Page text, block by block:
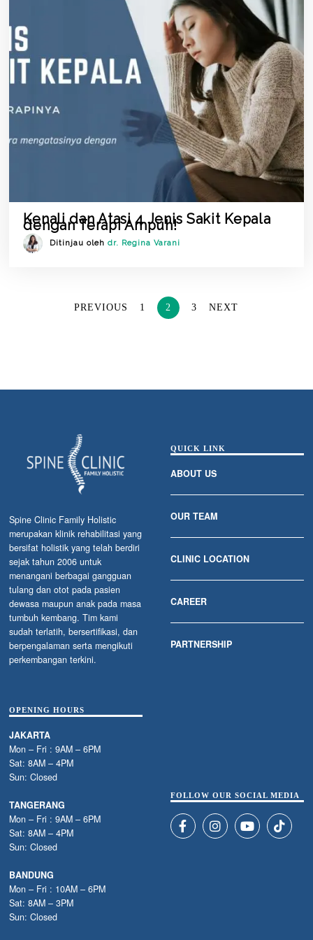
Kenali dan Atasi 4 Jenis Sakit Kepala
dengan Terapi Ampuh!
Ditinjau olehdr. Regina Varani
PREVIOUS 1 2 3 NEXT
Spine Clinic Family Holistic
merupakan klinik rehabilitasi yang
bersifat holistik yang telah berdiri
sejak tahun 2006 untuk
menangani berbagai gangguan
tulang dan otot pada pasien
dewasa maupun anak pada masa
tumbuh kembang. Tim kami
sudah terlatih, bersertifikasi, dan
berpengalaman serta mengikuti
perkembangan terkini.
QUICK LINK
ABOUT US
OUR TEAM
CLINIC LOCATION
CAREER
PARTNERSHIP
OPENING HOURS
JAKARTA
Mon – Fri : 9AM – 6PM
Sat: 8AM – 4PM
Sun: Closed
TANGERANG
Mon – Fri : 9AM – 6PM
Sat: 8AM – 4PM
Sun: Closed
BANDUNG
Mon – Fri : 10AM – 6PM
Sat: 8AM – 3PM
Sun: Closed
FOLLOW OUR SOCIAL MEDIA